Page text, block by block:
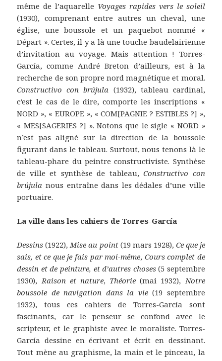
même de l’aquarelle Voyages rapides vers le soleil
(1930), comprenant entre autres un cheval, une
église, une boussole et un paquebot nommé «
Départ ». Certes, il y a là une touche baudelairienne
d’invitation au voyage. Mais attention ! Torres-
García, comme André Breton d’ailleurs, est à la
recherche de son propre nord magnétique et moral.
Constructivo con brújula (1932), tableau cardinal,
c’est le cas de le dire, comporte les inscriptions «
NORD », « EUROPE », « COM[PAGNIE ? ESTIBLES ?] »,
« MES[SAGERIES ?] ». Notons que le sigle « NORD »
n’est pas aligné sur la direction de la boussole
figurant dans le tableau. Surtout, nous tenons là le
tableau-phare du peintre constructiviste. Synthèse
de ville et synthèse de tableau,Constructivo con
brújula nous entraîne dans les dédales d’une ville
portuaire.
La ville dans les cahiers de Torres-García
Dessins (1922),Mise au point(19 mars 1928), Ce que je
sais, et ce que je fais par moi-même, Cours complet de
dessin et de peinture, et d’autres choses(5 septembre
1930),Raison et nature, Théorie (mai 1932),Notre
boussole de navigation dans la vie(19 septembre
1932), tous ces cahiers de Torres-García sont
fascinants, car le penseur se confond avec le
scripteur, et le graphiste avec le moraliste. Torres-
García dessine en écrivant et écrit en dessinant.
Tout mène au graphisme, la main et le pinceau, la